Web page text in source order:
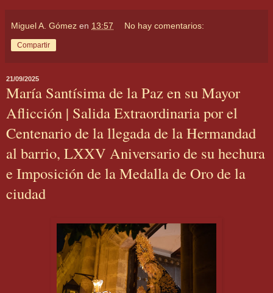
Miguel A. Gómez en 13:57 No hay comentarios:
Compartir
21/09/2025
María Santísima de la Paz en su Mayor
Aflicción | Salida Extraordinaria por el
Centenario de la llegada de la Hermandad
al barrio, LXXV Aniversario de su hechura
e Imposición de la Medalla de Oro de la
ciudad